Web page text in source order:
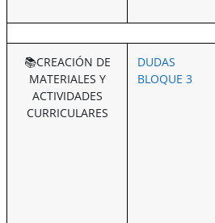
📚CREACIÓN DE
MATERIALES Y
ACTIVIDADES
CURRICULARES
DUDAS
BLOQUE 3